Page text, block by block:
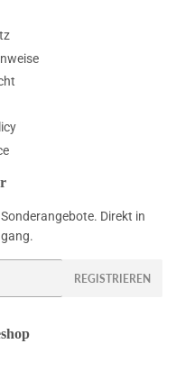
Direkt in
REGISTRIEREN